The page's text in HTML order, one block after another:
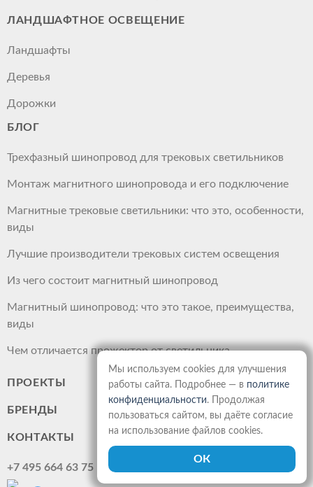
ЛАНДШАФТНОЕ ОСВЕЩЕНИЕ
Ландшафты
Деревья
Дорожки
БЛОГ
Трехфазный шинопровод для трековых светильников
Монтаж магнитного шинопровода и его подключение
Магнитные трековые светильники: что это, особенности,
виды
Лучшие производители трековых систем освещения
Из чего состоит магнитный шинопровод
Магнитный шинопровод: что это такое, преимущества,
виды
Чем отличается прожектор от светильника
ПРОЕКТЫ
БРЕНДЫ
КОНТАКТЫ
+7 495 664 63 75
Мы используем cookies для улучшения
работы сайта. Подробнее — в политике
конфиденциальности. Продолжая
пользоваться сайтом, вы даёте согласие
на использование файлов cookies.